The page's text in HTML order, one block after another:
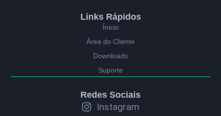
Redes Sociais
Instagram
Links Rápidos
Ínicio
Área do Cliente
Downloads
Suporte